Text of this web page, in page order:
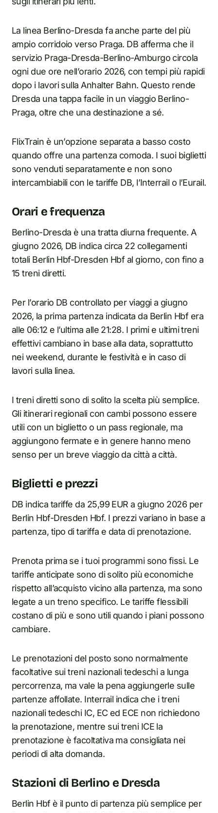
La linea Berlino-Dresda fa anche parte del più
ampio corridoio verso Praga. DB afferma che il
servizio Praga-Dresda-Berlino-Amburgo circola
ogni due ore nell’orario 2026, con tempi più rapidi
dopo i lavori sulla Anhalter Bahn. Questo rende
Dresda una tappa facile in un viaggio Berlino-
Praga, oltre che una destinazione a sé.
FlixTrain è un’opzione separata a basso costo
quando offre una partenza comoda. I suoi biglietti
sono venduti separatamente e non sono
intercambiabili con le tariffe DB, l’Interrail o l’Eurail.
Orari e frequenza
Berlino-Dresda è una tratta diurna frequente. A
giugno 2026, DB indica circa 22 collegamenti
totali Berlin Hbf-Dresden Hbf al giorno, con fino a
15 treni diretti.
Per l’orario DB controllato per viaggi a giugno
2026, la prima partenza indicata da Berlin Hbf era
alle 06:12 e l’ultima alle 21:28. I primi e ultimi treni
effettivi cambiano in base alla data, soprattutto
nei weekend, durante le festività e in caso di
lavori sulla linea.
I treni diretti sono di solito la scelta più semplice.
Gli itinerari regionali con cambi possono essere
utili con un biglietto o un pass regionale, ma
aggiungono fermate e in genere hanno meno
senso per un breve viaggio da città a città.
Biglietti e prezzi
DB indica tariffe da 25,99 EUR a giugno 2026 per
Berlin Hbf-Dresden Hbf. I prezzi variano in base a
partenza, tipo di tariffa e data di prenotazione.
Prenota prima se i tuoi programmi sono fissi. Le
tariffe anticipate sono di solito più economiche
rispetto all’acquisto vicino alla partenza, ma sono
legate a un treno specifico. Le tariffe flessibili
costano di più e sono utili quando i piani possono
cambiare.
Le prenotazioni del posto sono normalmente
facoltative sui treni nazionali tedeschi a lunga
percorrenza, ma vale la pena aggiungerle sulle
partenze affollate. Interrail indica che i treni
nazionali tedeschi IC, EC ed ECE non richiedono
la prenotazione, mentre sui treni ICE la
prenotazione è facoltativa ma consigliata nei
periodi di alta domanda.
Stazioni di Berlino e Dresda
Berlin Hbf è il punto di partenza più semplice per